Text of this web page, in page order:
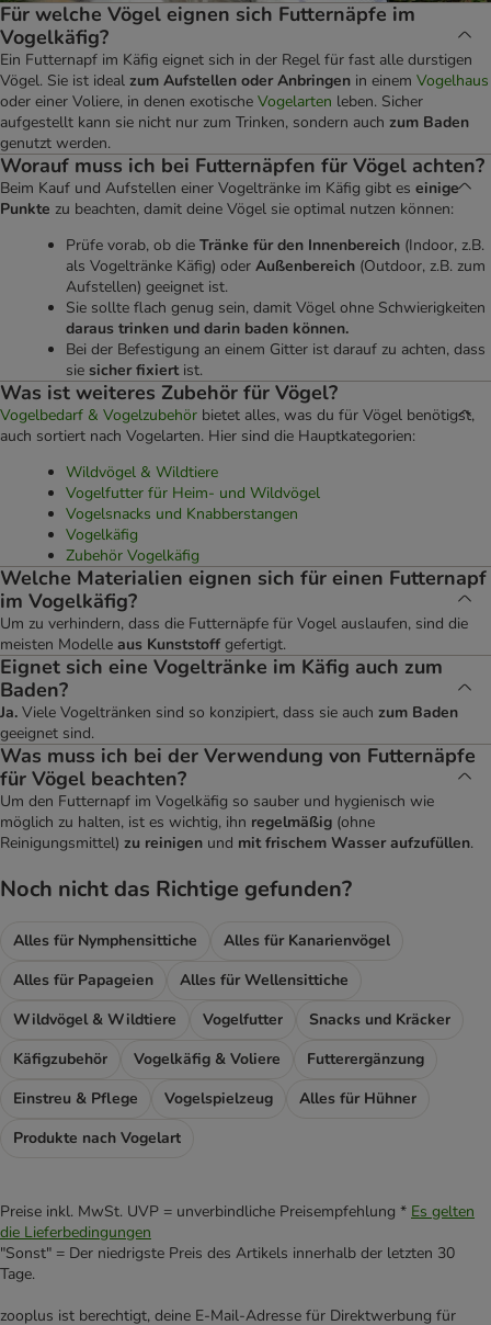
Für welche Vögel eignen sich Futternäpfe im
Vogelkäfig?
Ein Futternapf im Käfig eignet sich in der Regel für fast alle durstigen
Vögel. Sie ist ideal zum Aufstellen oder Anbringen in einem Vogelhaus
oder einer Voliere, in denen exotische Vogelarten leben. Sicher
aufgestellt kann sie nicht nur zum Trinken, sondern auch zum Baden
genutzt werden.
Worauf muss ich bei Futternäpfen für Vögel achten?
Beim Kauf und Aufstellen einer Vogeltränke im Käfig gibt es einige
Punkte zu beachten, damit deine Vögel sie optimal nutzen können:
Prüfe vorab, ob die Tränke für den Innenbereich (Indoor, z.B.
als Vogeltränke Käfig) oder Außenbereich (Outdoor, z.B. zum
Aufstellen) geeignet ist.
Sie sollte flach genug sein, damit Vögel ohne Schwierigkeiten
daraus trinken und darin baden können.
Bei der Befestigung an einem Gitter ist darauf zu achten, dass
sie sicher fixiert ist.
Was ist weiteres Zubehör für Vögel?
Vogelbedarf & Vogelzubehör bietet alles, was du für Vögel benötigst,
auch sortiert nach Vogelarten. Hier sind die Hauptkategorien:
Wildvögel & Wildtiere
Vogelfutter für Heim- und Wildvögel
Vogelsnacks und Knabberstangen
Vogelkäfig
Zubehör Vogelkäfig
Welche Materialien eignen sich für einen Futternapf
im Vogelkäfig?
Um zu verhindern, dass die Futternäpfe für Vogel auslaufen, sind die
meisten Modelle aus Kunststoffgefertigt.
Eignet sich eine Vogeltränke im Käfig auch zum
Baden?
Ja. Viele Vogeltränken sind so konzipiert, dass sie auch zum Baden
geeignet sind.
Was muss ich bei der Verwendung von Futternäpfe
für Vögel beachten?
Um den Futternapf im Vogelkäfig so sauber und hygienisch wie
möglich zu halten, ist es wichtig, ihn regelmäßig (ohne
Reinigungsmittel) zu reinigen und mit frischem Wasser aufzufüllen.
Noch nicht das Richtige gefunden?
Alles für Nymphensittiche
Alles für Kanarienvögel
Alles für Papageien
Alles für Wellensittiche
Wildvögel & Wildtiere
Vogelfutter
Snacks und Kräcker
Käfigzubehör
Vogelkäfig & Voliere
Futterergänzung
Einstreu & Pflege
Vogelspielzeug
Alles für Hühner
Produkte nach Vogelart
Preise inkl. MwSt. UVP = unverbindliche Preisempfehlung * Es gelten
die Lieferbedingungen
"Sonst" = Der niedrigste Preis des Artikels innerhalb der letzten 30
Tage.
zooplus ist berechtigt, deine E-Mail-Adresse für Direktwerbung für